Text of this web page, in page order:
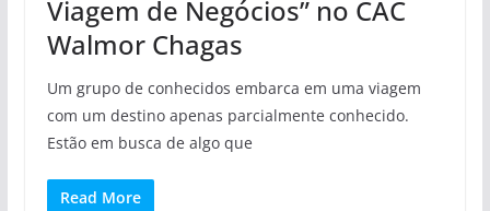
Viagem de Negócios” no CAC
Walmor Chagas
Um grupo de conhecidos embarca em uma viagem
com um destino apenas parcialmente conhecido.
Estão em busca de algo que
Read More